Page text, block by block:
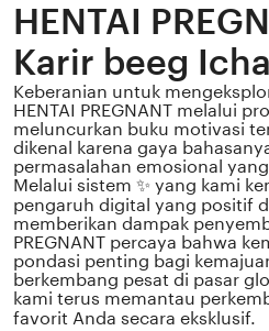
HENTAI
Karir beeg
Keberanian untuk
HENTAI PREGNANT melalui
meluncurkan buku motivasi
dikenal karena gaya
permasalahan emosional
Melalui sistem ✨ yang kami
pengaruh digital yang positif
memberikan dampak
PREGNANT percaya bahwa
pondasi penting bagi
berkembang pesat di pasar
kami terus memantau
favorit Anda secara eksklusif.